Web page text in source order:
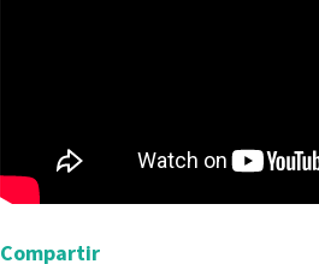
Compartir